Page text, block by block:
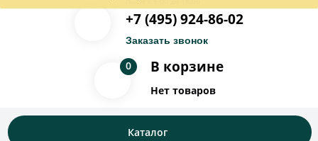
+7 (495) 924-86-02
Заказать звонок
В корзине
0
Нет товаров
Каталог